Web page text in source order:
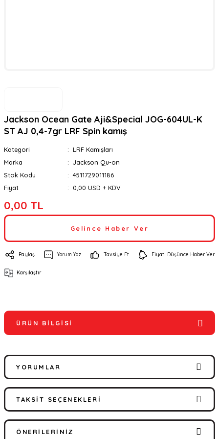
Jackson Ocean Gate Aji&Special JOG-604UL-K
ST AJ 0,4-7gr LRF Spin kamış
Kategori
LRF Kamışları
Marka
Jackson Qu-on
Stok Kodu
4511729011186
Fiyat
0,00 USD + KDV
0,00 TL
Gelince Haber Ver
Paylaş Yorum Yaz Tavsiye Et Fiyatı Düşünce Haber Ver
Karşılaştır
ÜRÜN BILGISI
YORUMLAR
Bu ürüne ilk yorumu siz yapın!
TAKSIT SEÇENEKLERI
ÖNERILERINIZ